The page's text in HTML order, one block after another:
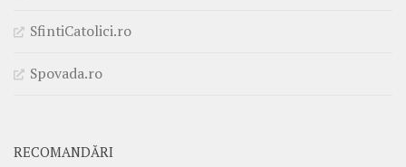
SfintiCatolici.ro
Spovada.ro
RECOMANDĂRI